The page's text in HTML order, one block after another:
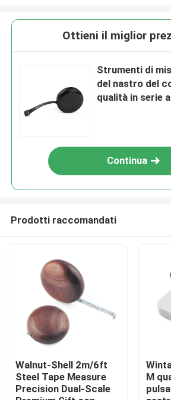
Casa
Prodotti
Circa noi
Ottieni il miglior
Strumenti di
del nastro del
qualità in serie
Continua
Prodotti raccomandati
Walnut-Shell 2m/6ft
Steel Tape Measure
Precision Dual-Scale
M